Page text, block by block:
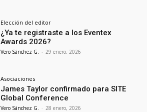
Elección del editor
¿Ya te registraste a los Eventex
Awards 2026?
Vero Sánchez G. - 29 enero, 2026
Asociaciones
James Taylor confirmado para SITE
Global Conference
Vero Sánchez G. - 28 enero, 2026